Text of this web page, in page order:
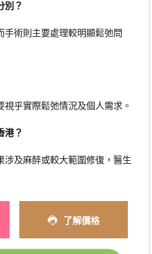
別？
術則主要處理較明顯鬆弛問
乎實際鬆弛情況及個人需求。
港？
及麻醉或較大範圍修復，醫生
了解價格